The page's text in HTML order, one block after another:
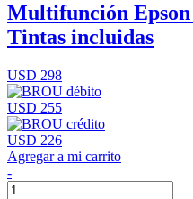
Multifunción
Tintas incluidas
USD 298
USD 255
USD 226
Agregar a mi carrito
-